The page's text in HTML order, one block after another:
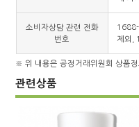
소비자상담 관련 전화
번호
제외,
※ 위 내용은 공정거래위원회 상품
관련상품